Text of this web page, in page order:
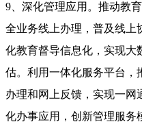
9、深化管理应用。推动教
全业务线上办理，普及线上
化教育督导信息化，实现大
估。利用一体化服务平台，
办理和网上反馈，实现一网
化办事应用，创新管理服务